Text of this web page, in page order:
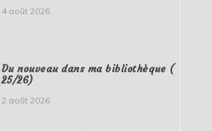
4 août 2026
Du nouveau dans ma bibliothèque (
25/26)
2 août 2026